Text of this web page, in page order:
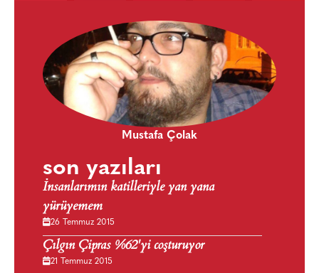
Mustafa Çolak
son yazıları
İnsanlarımın katilleriyle yan yana
yürüyemem
26 Temmuz 2015
Çılgın Çipras %62'yi coşturuyor
21 Temmuz 2015